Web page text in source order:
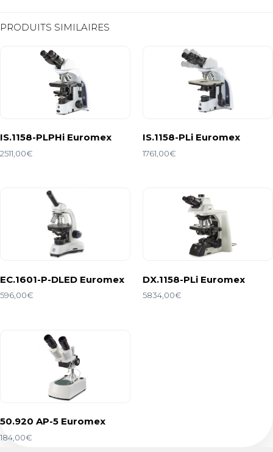
PRODUITS SIMILAIRES
IS.1158-PLPHi Euromex
2511,00€
IS.1158-PLi Euromex
1761,00€
EC.1601-P-DLED Euromex
596,00€
DX.1158-PLi Euromex
5834,00€
50.920 AP-5 Euromex
184,00€